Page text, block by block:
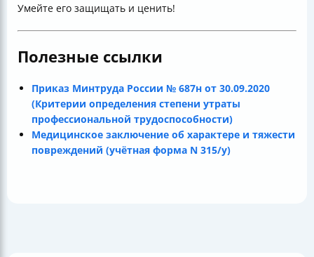
Умейте его защищать и ценить!
Полезные ссылки
Приказ Минтруда России № 687н от 30.09.2020
(Критерии определения степени утраты
профессиональной трудоспособности)
Медицинское заключение об характере и тяжести
повреждений (учётная форма N 315/у)